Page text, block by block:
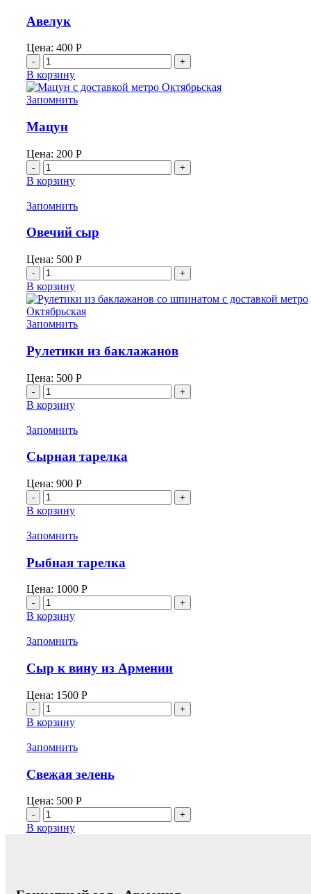
Авелук
Цена: 400 Р
Количество
товара
Авелук
В корзину
Запомнить
Мацун
Цена: 200 Р
Количество
товара
Мацун
В корзину
Запомнить
Овечий сыр
Цена: 500 Р
Количество
товара
Овечий
сыр
В корзину
Запомнить
Рулетики из баклажанов
Цена: 500 Р
Количество
товара
Рулетики
из
В корзину
Запомнить
Сырная тарелка
Цена: 900 Р
Количество
товара
Сырная
тарелка
В корзину
Запомнить
Рыбная тарелка
Цена: 1000 Р
Количество
товара
Рыбная
тарелка
В корзину
Запомнить
Сыр к вину из Армении
Цена: 1500 Р
Количество
товара
Сыр
к
Армении
В корзину
Запомнить
Свежая зелень
Цена: 500 Р
Количество
товара
Свежая
В корзину